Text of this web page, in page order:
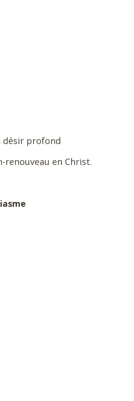
désir profond
renouveau en Christ.